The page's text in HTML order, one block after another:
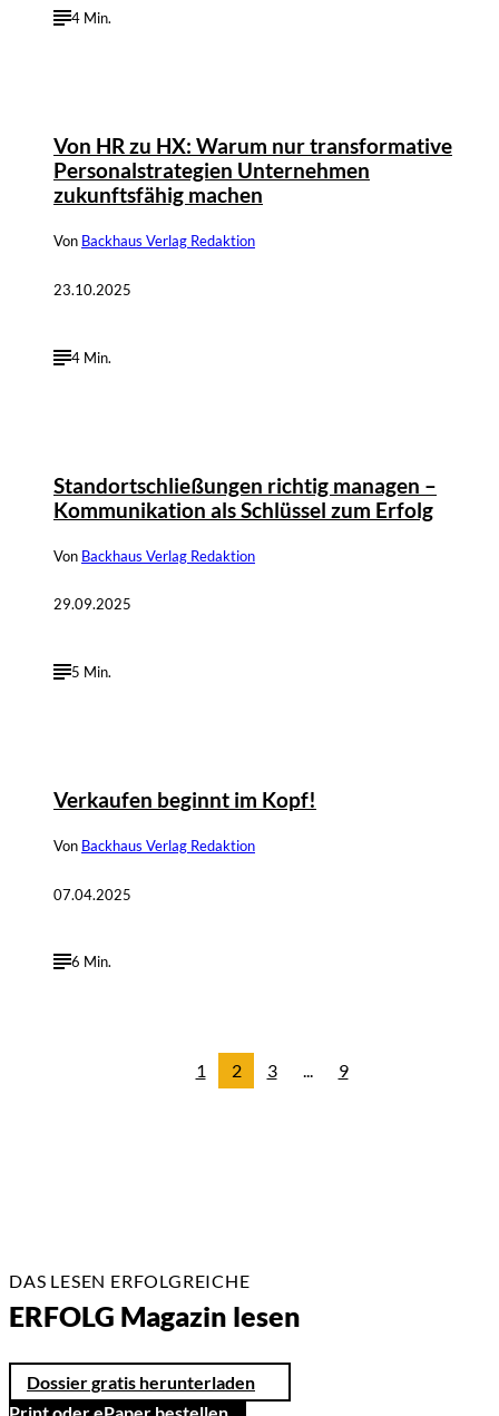
4 Min.
Von HR zu HX: Warum nur transformative
Personalstrategien Unternehmen
zukunftsfähig machen
Von Backhaus Verlag Redaktion
23.10.2025
4 Min.
Standortschließungen richtig managen –
Kommunikation als Schlüssel zum Erfolg
Von Backhaus Verlag Redaktion
29.09.2025
5 Min.
Verkaufen beginnt im Kopf!
Von Backhaus Verlag Redaktion
07.04.2025
6 Min.
1 2 3 ... 9
DAS LESEN ERFOLGREICHE
ERFOLG Magazin lesen
Dossier gratis herunterladen